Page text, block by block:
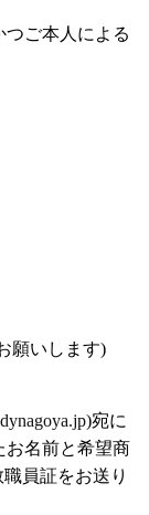
つご本人による
願いします)
)宛に
お名前と希望商
員証をお送り